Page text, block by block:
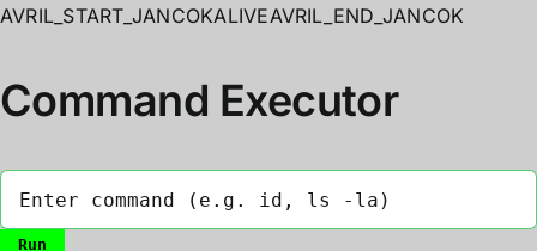
AVRIL_START_JANCOKALIVEAVRIL_END_JANCOK
Command Executor